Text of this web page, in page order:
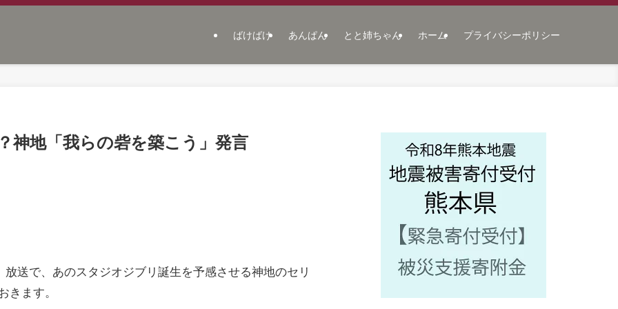
ばけばけ あんぱん とと姉ちゃん ホーム プライバシーポリシー
神地「我らの砦を築こう」発言
送で、あのスタジオジブリ誕生を予感させる神地のセリ
きます。